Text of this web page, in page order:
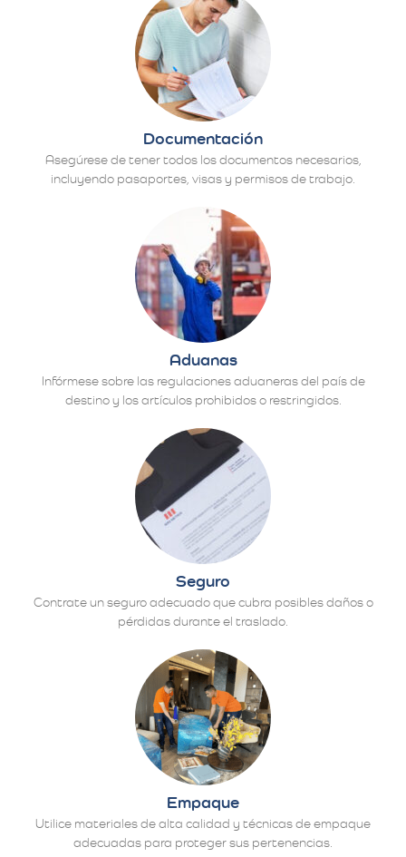
Documentación
Asegúrese de tener todos los documentos necesarios,
incluyendo pasaportes, visas y permisos de trabajo.
Aduanas
Infórmese sobre las regulaciones aduaneras del país de
destino y los artículos prohibidos o restringidos.
Seguro
Contrate un seguro adecuado que cubra posibles daños o
pérdidas durante el traslado.
Empaque
Utilice materiales de alta calidad y técnicas de empaque
adecuadas para proteger sus pertenencias.